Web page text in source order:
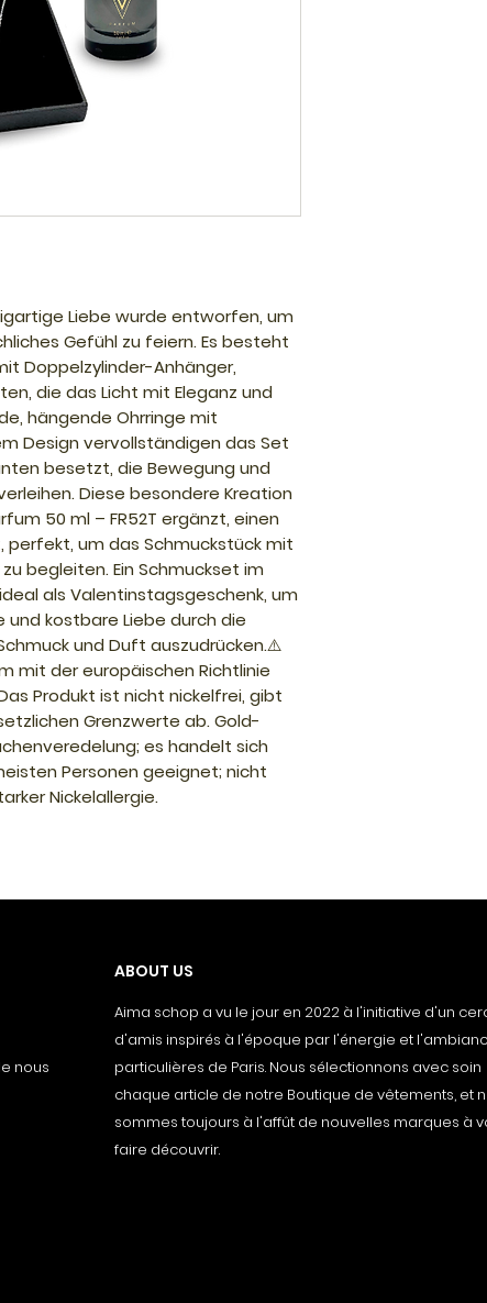
Liebe wurde entworfen, um
Gefühl zu feiern. Es besteht
Doppelzylinder-Anhänger,
die das Licht mit Eleganz und
hängende Ohrringe mit
Design vervollständigen das Set
besetzt, die Bewegung und
Diese besondere Kreation
50 ml – FR52T ergänzt, einen
um das Schmuckstück mit
begleiten. Ein Schmuckset im
als Valentinstagsgeschenk, um
kostbare Liebe durch die
und Duft auszudrücken.⚠️
mit der europäischen Richtlinie
Produkt ist nicht nickelfrei, gibt
Grenzwerte ab. Gold-
es handelt sich
Personen geeignet; nicht
Nickelallergie.
nous
ABOUT US
Aima schop a vu le jour en 2022 à l'initiative d'un
d'amis inspirés à l'époque par l'énergie et
particulières de Paris. Nous sélectionnons avec soin
chaque article de notre Boutique de vêtements, et
sommes toujours à l'affût de nouvelles marques à
faire découvrir.